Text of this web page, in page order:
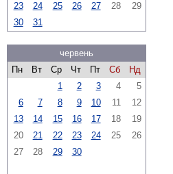
23
24 25 26 27 28
29
30
31
червень
Пн
Вт Ср Чт Пт Сб
Нд
1
2 3 4
5
6
7 8 9 10 11
12
13
14 15 16 17 18
19
20
21 22 23 24 25
26
27
28 29 30